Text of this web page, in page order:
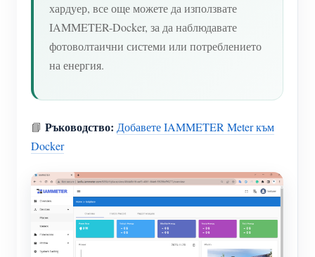
хардуер, все още можете да използвате
IAMMETER-Docker, за да наблюдавате
фотоволтаични системи или потреблението
на енергия.
📘 Ръководство: Добавете IAMMETER Meter към
Docker